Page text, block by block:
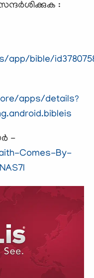
:
app/bible/
apps/details?
-
Comes-By-